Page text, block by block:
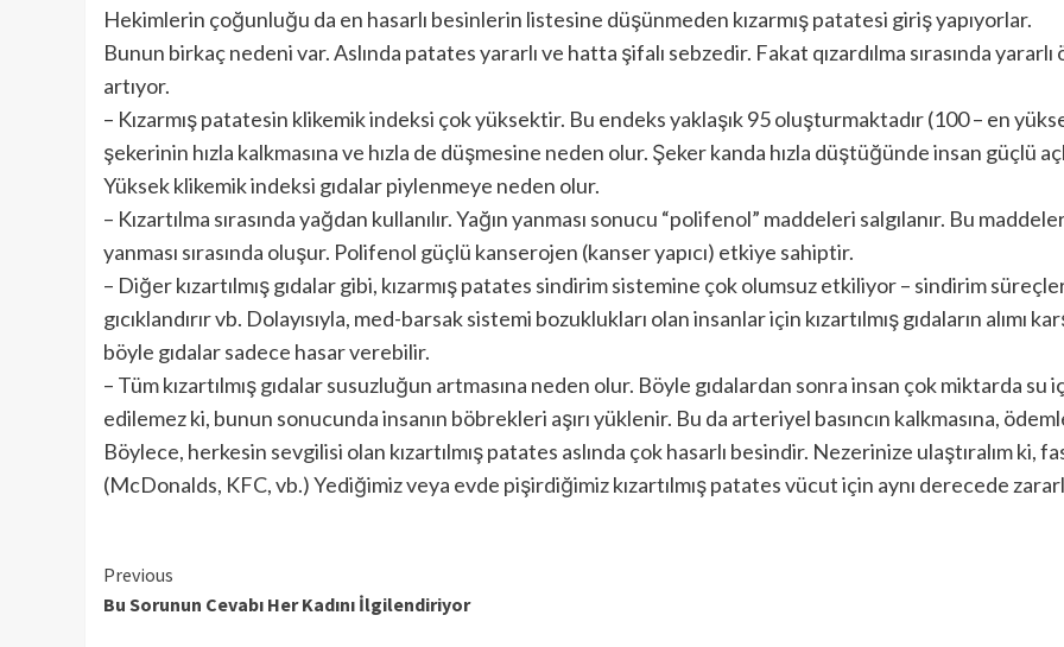
Hekimlerin çoğunluğu da en hasarlı besinlerin listesine düşünmeden kızarmış patatesi giriş yapıyorlar.
Bunun birkaç nedeni var. Aslında patates yararlı ve hatta şifalı sebzedir. Fakat qızardılma sırasında
artıyor.
– Kızarmış patatesin klikemik indeksi çok yüksektir. Bu endeks yaklaşık 95 oluşturmaktadır (100 – en
şekerinin hızla kalkmasına ve hızla de düşmesine neden olur. Şeker kanda hızla düştüğünde insan güçlü
Yüksek klikemik indeksi gıdalar piylenmeye neden olur.
– Kızartılma sırasında yağdan kullanılır. Yağın yanması sonucu “polifenol” maddeleri salgılanır. Bu
yanması sırasında oluşur. Polifenol güçlü kanserojen (kanser yapıcı) etkiye sahiptir.
– Diğer kızartılmış gıdalar gibi, kızarmış patates sindirim sistemine çok olumsuz etkiliyor – sindirim
gıcıklandırır vb. Dolayısıyla, med-barsak sistemi bozuklukları olan insanlar için kızartılmış gıdaların alımı
böyle gıdalar sadece hasar verebilir.
– Tüm kızartılmış gıdalar susuzluğun artmasına neden olur. Böyle gıdalardan sonra insan çok miktarda
edilemez ki, bunun sonucunda insanın böbrekleri aşırı yüklenir. Bu da arteriyel basıncın kalkmasına,
Böylece, herkesin sevgilisi olan kızartılmış patates aslında çok hasarlı besindir. Nezerinize ulaştıralım
(McDonalds, KFC, vb.) Yediğimiz veya evde pişirdiğimiz kızartılmış patates vücut için aynı derecede
Continue
Reading
Previous
Bu Sorunun Cevabı Her Kadını İlgilendiriyor